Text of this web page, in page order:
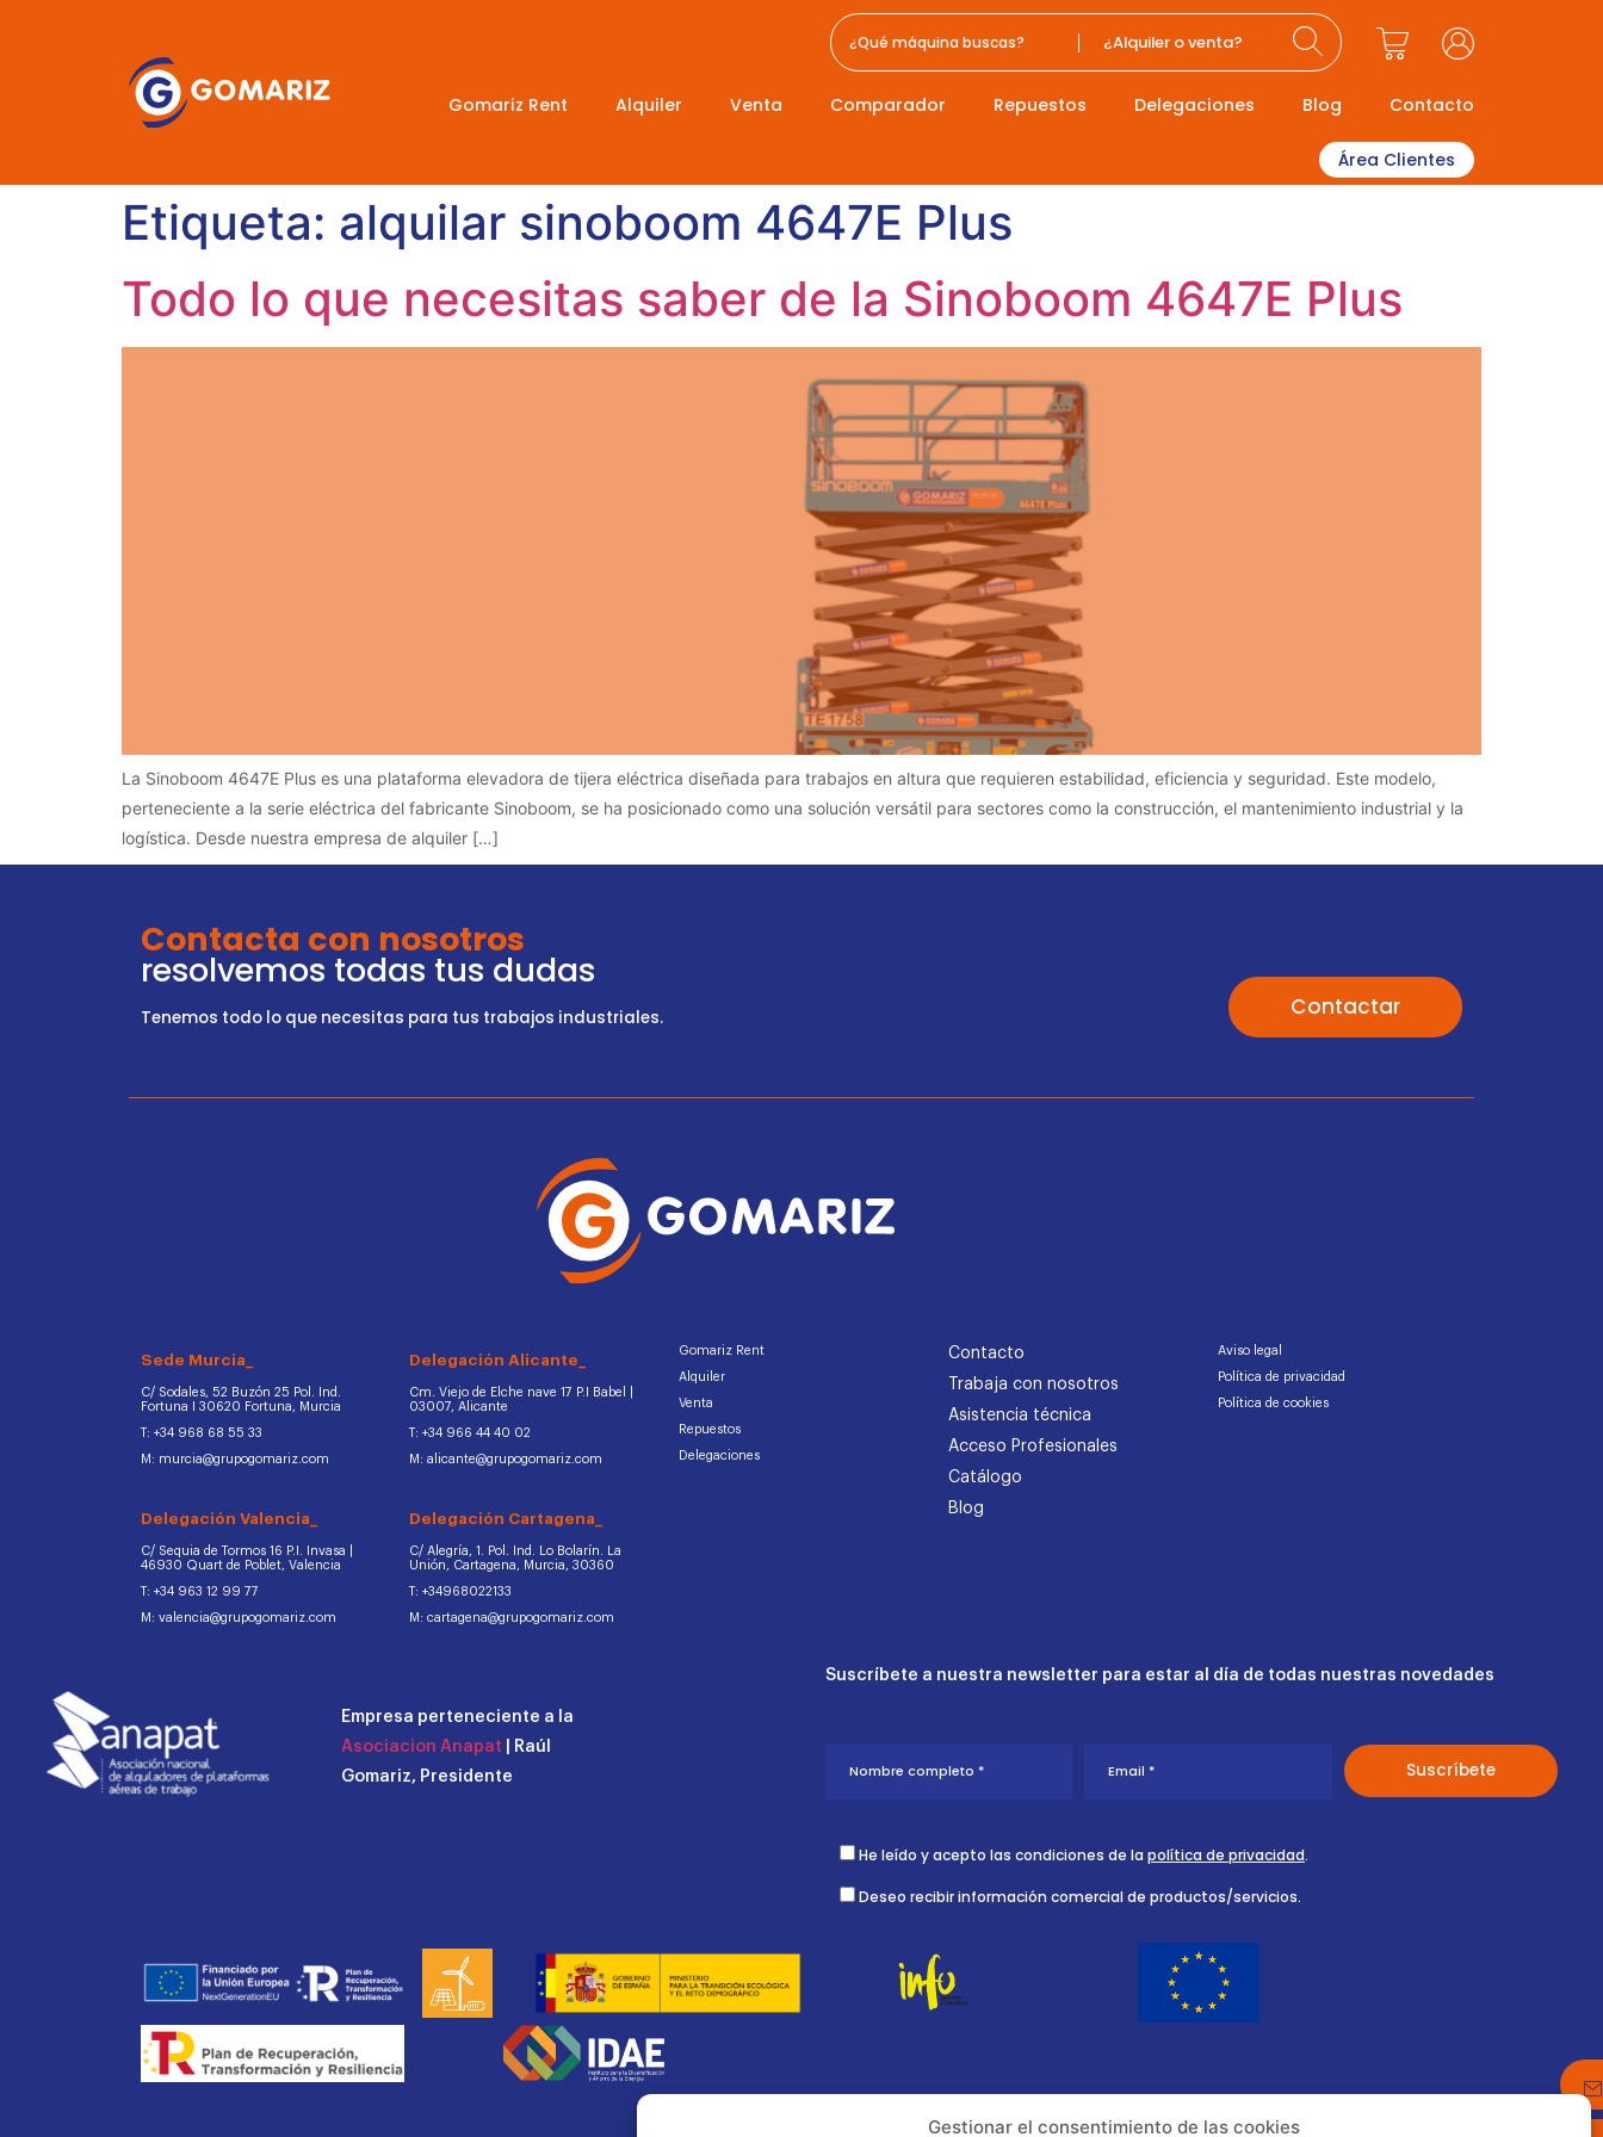
Gestionar el consentimiento de las cookies
¿Alquiler o venta?
Gomariz Rent Alquiler Venta Comparador Repuestos Delegaciones Blog Contacto
Área Clientes
Etiqueta: alquilar sinoboom 4647E Plus
Todo lo que necesitas saber de la Sinoboom 4647E Plus
La Sinoboom 4647E Plus es una plataforma elevadora de tijera eléctrica diseñada para trabajos en altura que requieren estabilidad, eficiencia y seguridad. Este modelo,
perteneciente a la serie eléctrica del fabricante Sinoboom, se ha posicionado como una solución versátil para sectores como la construcción, el mantenimiento industrial y la
logística. Desde nuestra empresa de alquiler […]
Contacta con nosotros
resolvemos todas tus dudas
Tenemos todo lo que necesitas para tus trabajos industriales. Contactar
Sede Murcia_
C/ Sodales, 52 Buzón 25 Pol. Ind.
Fortuna I 30620 Fortuna, Murcia
T: +34 968 68 55 33
M: murcia@grupogomariz.com
Delegación Valencia_
C/ Sequia de Tormos 16 P.I. Invasa |
46930 Quart de Poblet, Valencia
T: +34 963 12 99 77
M: valencia@grupogomariz.com
Delegación Alicante_
Cm. Viejo de Elche nave 17 P.I Babel |
03007, Alicante
T: +34 966 44 40 02
M: alicante@grupogomariz.com
Delegación Cartagena_
C/ Alegría, 1. Pol. Ind. Lo Bolarín. La
Unión, Cartagena, Murcia, 30360
T: +34968022133
M: cartagena@grupogomariz.com
Gomariz Rent
Alquiler
Venta
Repuestos
Delegaciones
Contacto
Trabaja con nosotros
Asistencia técnica
Acceso Profesionales
Catálogo
Blog
Aviso legal
Política de privacidad
Política de cookies
Empresa perteneciente a la
Asociacion Anapat | Raúl
Gomariz, Presidente
Suscríbete a nuestra newsletter para estar al día de todas nuestras novedades
He leído y acepto las condiciones de la política de privacidad.
Deseo recibir información comercial de productos/servicios.